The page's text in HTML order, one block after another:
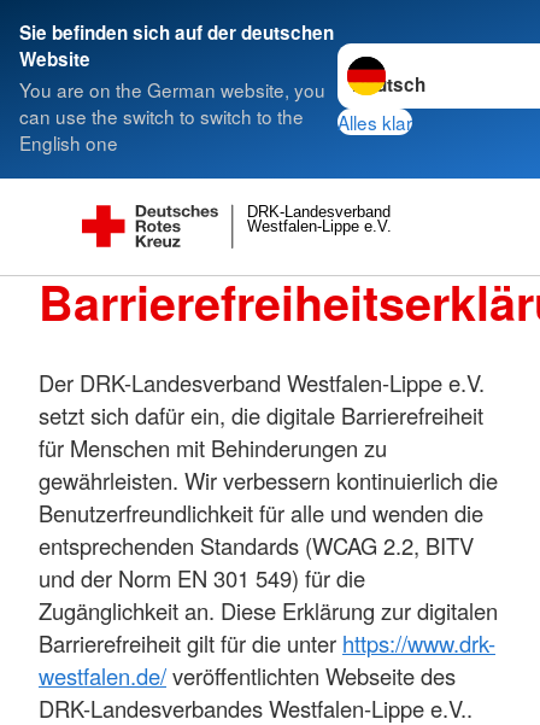
Sie befinden sich auf der deutschen
Website
You are on the German website, you
can use the switch to switch to the
English one
Sprache wechseln zu
Alles klar
Westfalen-Lippe e.V.
DRK-Landesverband
Der DRK-Landesverband Westfalen-Lippe e.V.
setzt sich dafür ein, die digitale Barrierefreiheit
für Menschen mit Behinderungen zu
gewährleisten. Wir verbessern kontinuierlich die
Benutzerfreundlichkeit für alle und wenden die
entsprechenden Standards (WCAG 2.2, BITV
und der Norm EN 301 549) für die
Zugänglichkeit an. Diese Erklärung zur digitalen
Barrierefreiheit gilt für die unter https://www.drk-
westfalen.de/veröffentlichten Webseite des
DRK-Landesverbandes Westfalen-Lippe e.V..